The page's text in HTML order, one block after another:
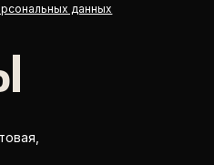
данных